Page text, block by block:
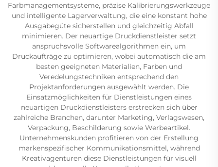
Farbmanagementsysteme, präzise Kalibrierungswerkzeuge
und intelligente Lagerverwaltung, die eine konstant hohe
Ausgabegüte sicherstellen und gleichzeitig Abfall
minimieren. Der neuartige Druckdienstleister setzt
anspruchsvolle Softwarealgorithmen ein, um
Druckaufträge zu optimieren, wobei automatisch die am
besten geeigneten Materialien, Farben und
Veredelungstechniken entsprechend den
Projektanforderungen ausgewählt werden. Die
Einsatzmöglichkeiten für Dienstleistungen eines
neuartigen Druckdienstleisters erstrecken sich über
zahlreiche Branchen, darunter Marketing, Verlagswesen,
Verpackung, Beschilderung sowie Werbeartikel.
Unternehmenskunden profitieren von der Erstellung
markenspezifischer Kommunikationsmittel, während
Kreativagenturen diese Dienstleistungen für visuell